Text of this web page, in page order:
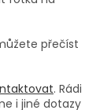
přečíst
. Rádi
i jiné dotazy